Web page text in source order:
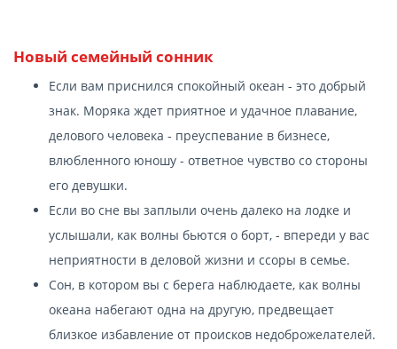
Новый семейный сонник
Если вам приснился спокойный океан - это добрый
знак. Моряка ждет приятное и удачное плавание,
делового человека - преуспевание в бизнесе,
влюбленного юношу - ответное чувство со стороны
его девушки.
Если во сне вы заплыли очень далеко на лодке и
услышали, как волны бьются о борт, - впереди у вас
неприятности в деловой жизни и ссоры в семье.
Сон, в котором вы с берега наблюдаете, как волны
океана набегают одна на другую, предвещает
близкое избавление от происков недоброжелателей.